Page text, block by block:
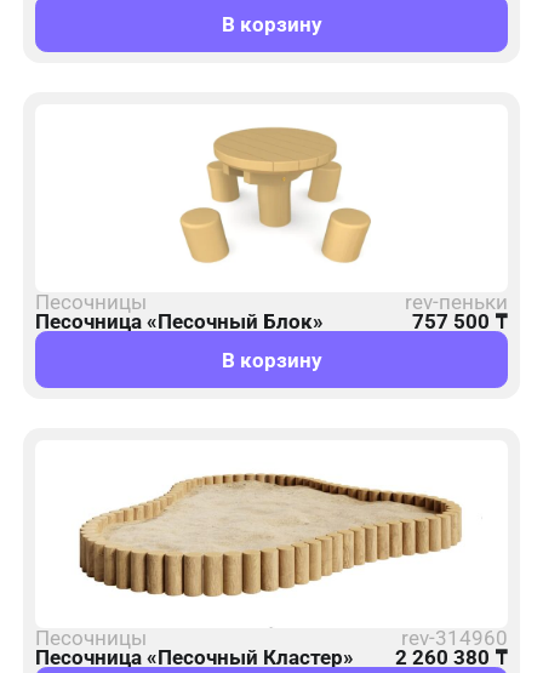
В корзину
Песочницы
rev-пеньки
Песочница «Песочный Блок»
757 500 ₸
В корзину
Песочницы
rev-314960
Песочница «Песочный Кластер»
2 260 380 ₸